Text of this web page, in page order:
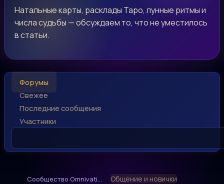
Натальные карты, расклады Таро, лунные ритмы и
числа судьбы — обсуждаем то, что не уместилось
в статьи.
Форумы
Свежее
Последние сообщения
Участники
Сообщество Omnivati... Общение и новички